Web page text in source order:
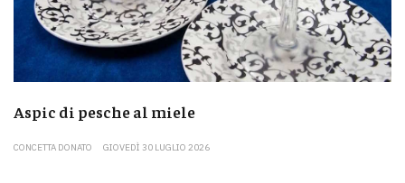
Aspic di pesche al miele
CONCETTA DONATO GIOVEDÌ 30 LUGLIO 2026